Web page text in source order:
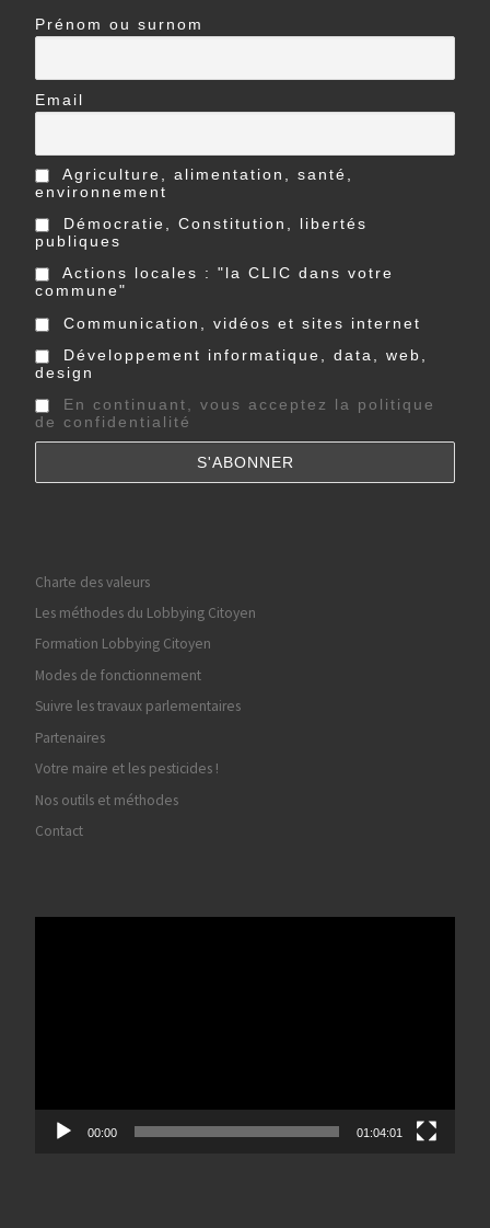
Prénom ou surnom
Email
Agriculture, alimentation, santé,
environnement
Démocratie, Constitution, libertés
publiques
Actions locales : "la CLIC dans votre
commune"
Communication, vidéos et sites internet
Développement informatique, data, web,
design
En continuant, vous acceptez la politique
de confidentialité
Charte des valeurs
Les méthodes du Lobbying Citoyen
Formation Lobbying Citoyen
Modes de fonctionnement
Suivre les travaux parlementaires
Partenaires
Votre maire et les pesticides !
Nos outils et méthodes
Contact
00:00 01:04:01